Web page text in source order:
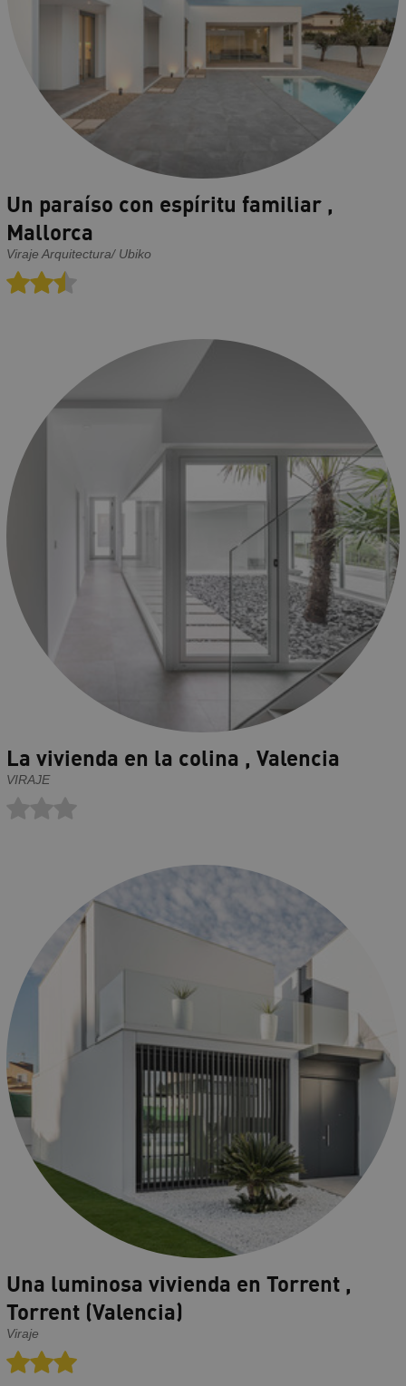
Un paraíso con espíritu familiar ,
Mallorca
Viraje Arquitectura/ Ubiko
La vivienda en la colina , Valencia
VIRAJE
Una luminosa vivienda en Torrent ,
Torrent (Valencia)
Viraje